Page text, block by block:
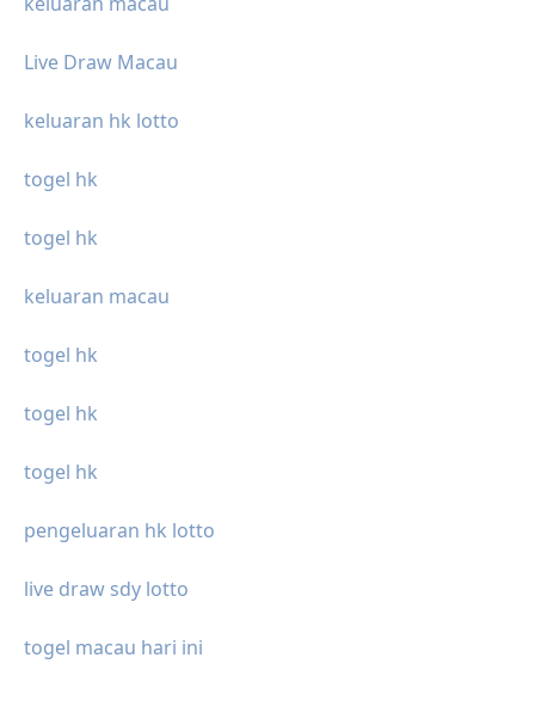
Live Draw Macau
keluaran hk lotto
togel hk
togel hk
keluaran macau
togel hk
togel hk
togel hk
pengeluaran hk lotto
live draw sdy lotto
togel macau hari ini